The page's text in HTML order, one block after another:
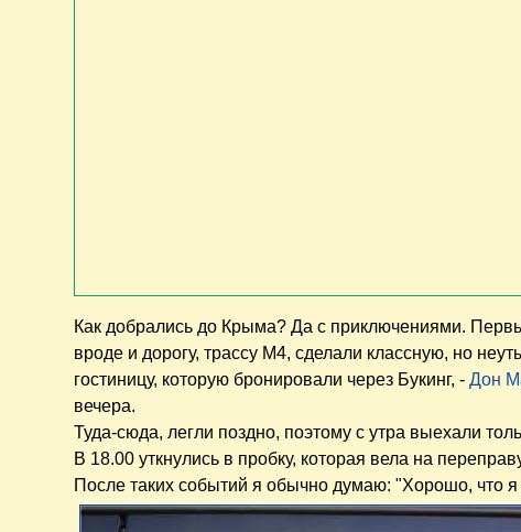
Как добрались до Крыма? Да с приключениями.
вроде и дорогу, трассу М4, сделали классную, но
гостиницу, которую бронировали через Букинг, -Дон
вечера.
Туда-сюда, легли поздно, поэтому с утра выехали
В 18.00 уткнулись в пробку, которая вела на
После таких событий я обычно думаю: "Хорошо, что